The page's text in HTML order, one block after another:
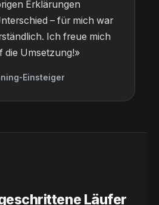
Erklärungen
– für mich war
Ich freue mich
die Umsetzung!»
Einsteiger
Läufer